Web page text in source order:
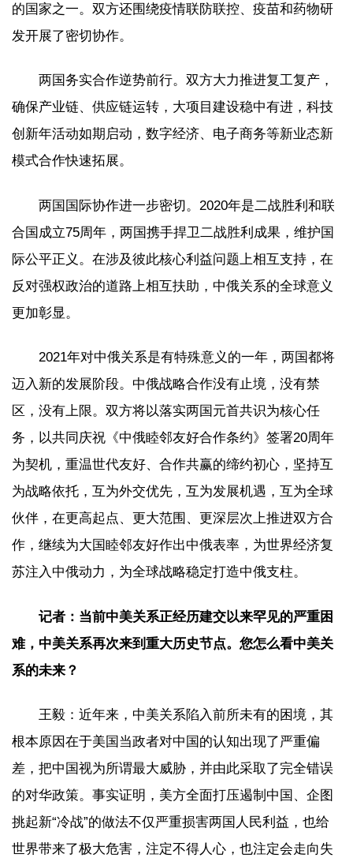
的国家之一。双方还围绕疫情联防联控、疫苗和药物研
发开展了密切协作。
两国务实合作逆势前行。双方大力推进复工复产，
确保产业链、供应链运转，大项目建设稳中有进，科技
创新年活动如期启动，数字经济、电子商务等新业态新
模式合作快速拓展。
两国国际协作进一步密切。2020年是二战胜利和联
合国成立75周年，两国携手捍卫二战胜利成果，维护国
际公平正义。在涉及彼此核心利益问题上相互支持，在
反对强权政治的道路上相互扶助，中俄关系的全球意义
更加彰显。
2021年对中俄关系是有特殊意义的一年，两国都将
迈入新的发展阶段。中俄战略合作没有止境，没有禁
区，没有上限。双方将以落实两国元首共识为核心任
务，以共同庆祝《中俄睦邻友好合作条约》签署20周年
为契机，重温世代友好、合作共赢的缔约初心，坚持互
为战略依托，互为外交优先，互为发展机遇，互为全球
伙伴，在更高起点、更大范围、更深层次上推进双方合
作，继续为大国睦邻友好作出中俄表率，为世界经济复
苏注入中俄动力，为全球战略稳定打造中俄支柱。
记者：当前中美关系正经历建交以来罕见的严重困
难，中美关系再次来到重大历史节点。您怎么看中美关
系的未来？
王毅：近年来，中美关系陷入前所未有的困境，其
根本原因在于美国当政者对中国的认知出现了严重偏
差，把中国视为所谓最大威胁，并由此采取了完全错误
的对华政策。事实证明，美方全面打压遏制中国、企图
挑起新“冷战”的做法不仅严重损害两国人民利益，也给
世界带来了极大危害，注定不得人心，也注定会走向失